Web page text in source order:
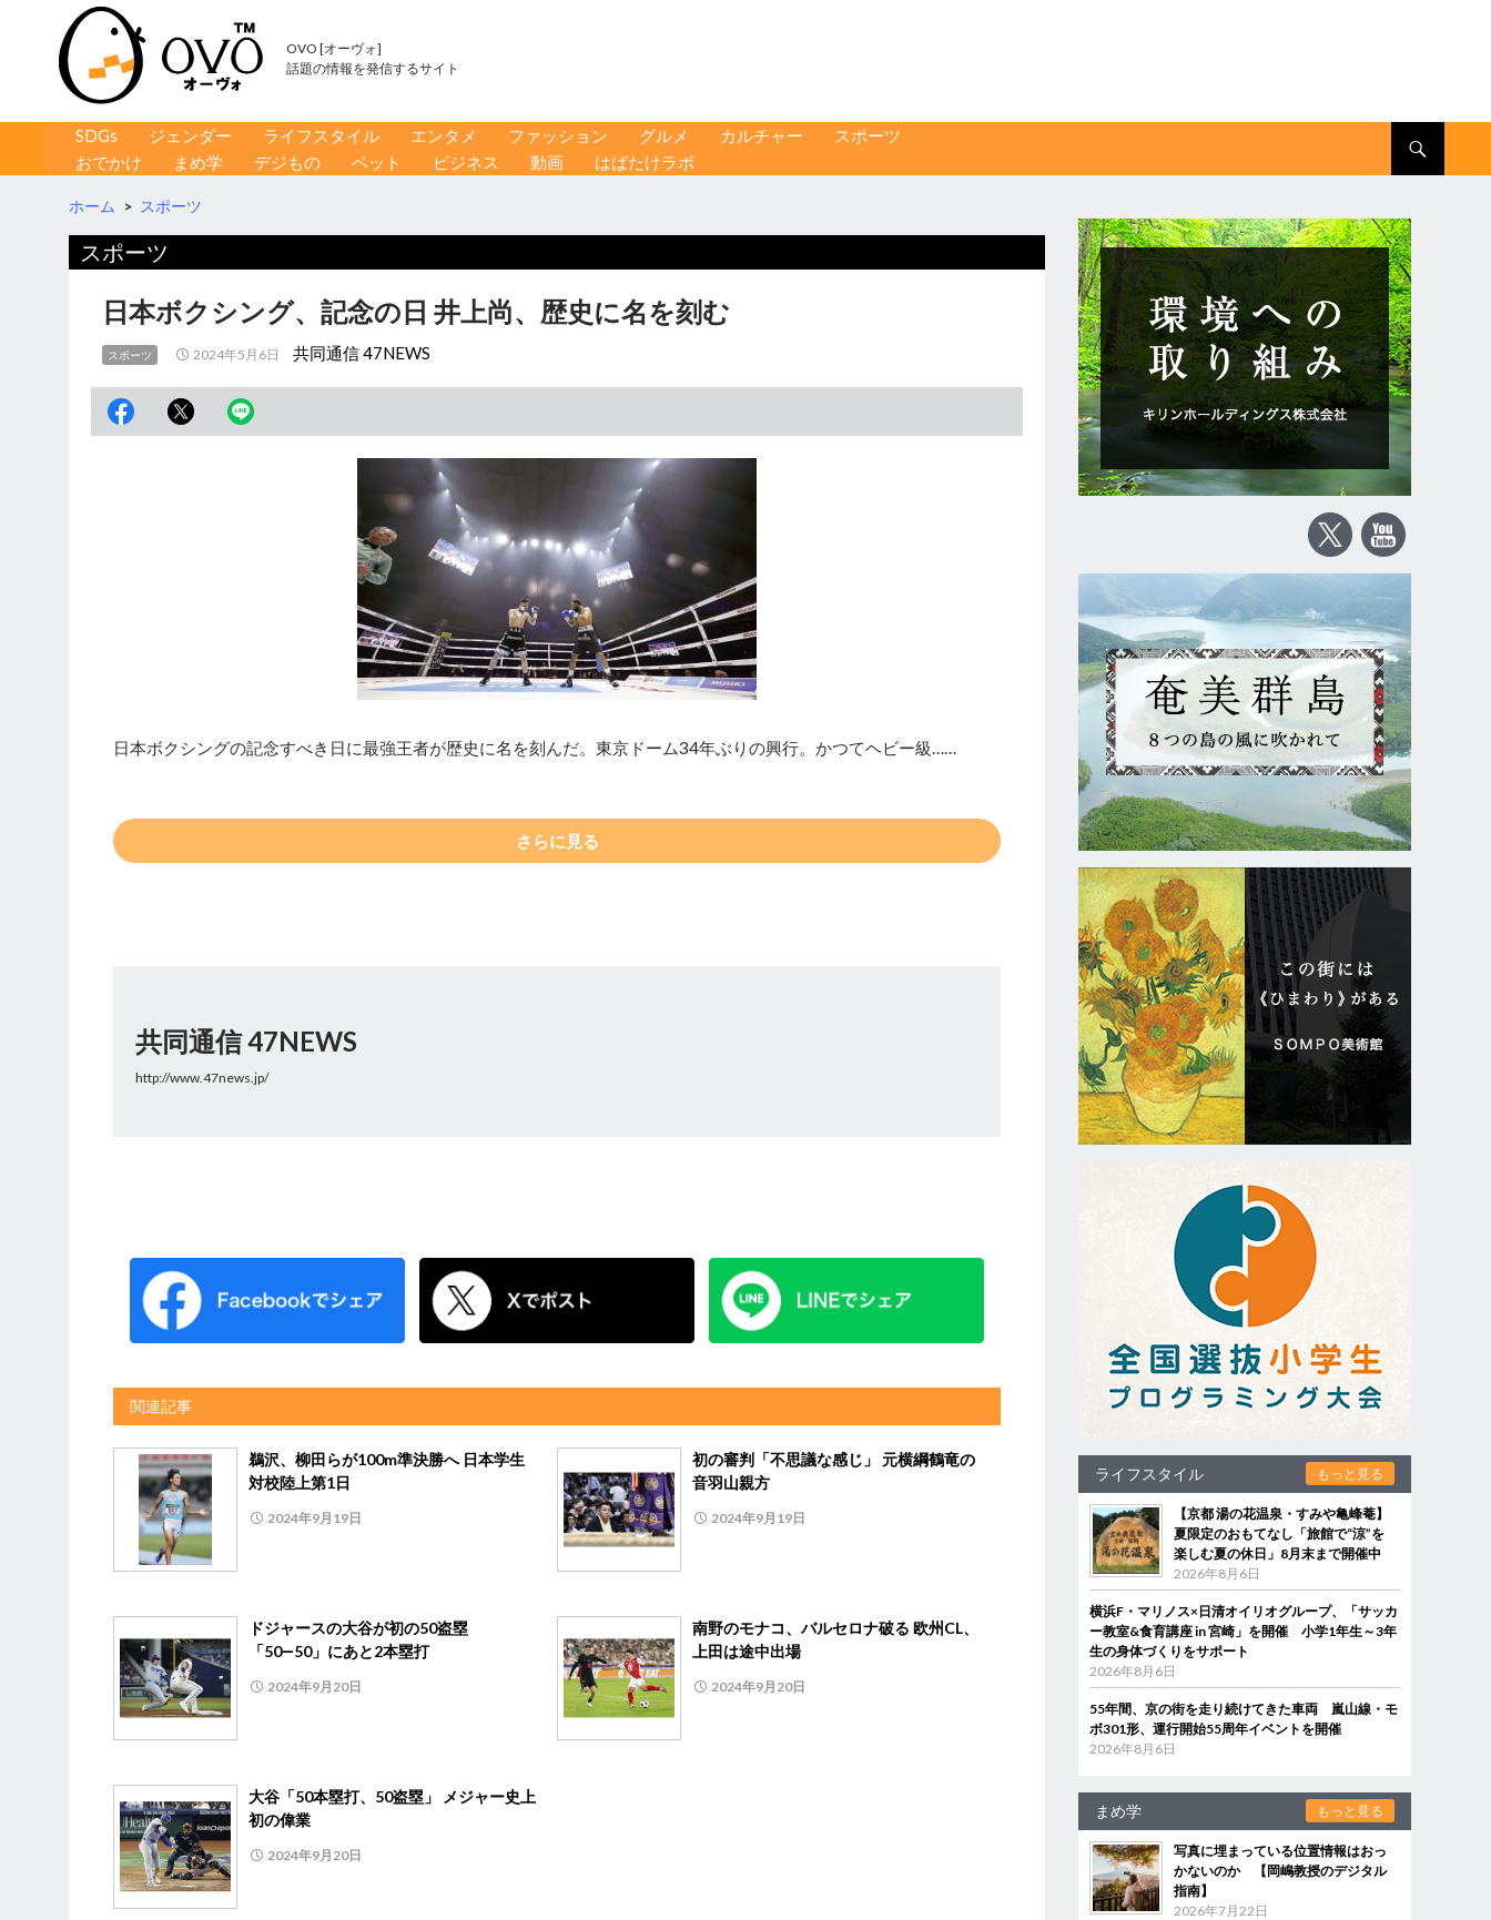
OVO [オーヴォ]
話題の情報を発信するサイト
コンテンツへ移動
SDGs ジェンダー ライフスタイル エンタメ ファッション グルメ カルチャー
スポーツ
おでかけ
まめ学 デジもの ペット ビジネス 動画 はばたけラボ
ホーム > スポーツ
スポーツ
日本ボクシング、記念の日 井上尚、歴史に名を刻む
スポーツ 2024年5月6日 共同通信 47NEWS
日本ボクシングの記念すべき日に最強王者が歴史に名を刻んだ。東京ドーム34年ぶりの興行。かつてヘビー級……
さらに見る
共同通信 47NEWS
http://www.47news.jp/
関連記事
鵜沢、柳田らが100m準決勝へ 日本学生
対校陸上第1日
2024年9月19日
初の審判「不思議な感じ」 元横綱鶴竜の
音羽山親方
2024年9月19日
ドジャースの大谷が初の50盗塁
「50―50」にあと2本塁打
2024年9月20日
南野のモナコ、バルセロナ破る 欧州CL、
上田は途中出場
2024年9月20日
大谷「50本塁打、50盗塁」 メジャー史上
初の偉業
2024年9月20日
ライフスタイル もっと見る
【京都 湯の花温泉・すみや亀峰菴】
夏限定のおもてなし「旅館で“涼”を
楽しむ夏の休日」8月末まで開催中
2026年8月6日
横浜F・マリノス×日清オイリオグループ、「サッカ
ー教室&食育講座 in 宮崎」を開催 小学1年生～3年
生の身体づくりをサポート
2026年8月6日
55年間、京の街を走り続けてきた車両 嵐山線・モ
ボ301形、運行開始55周年イベントを開催
2026年8月6日
まめ学 もっと見る
写真に埋まっている位置情報はおっ
かないのか 【岡嶋教授のデジタル
指南】
2026年7月22日